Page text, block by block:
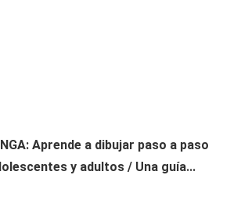
Aprende a dibujar paso a paso
y adultos / Una guía...